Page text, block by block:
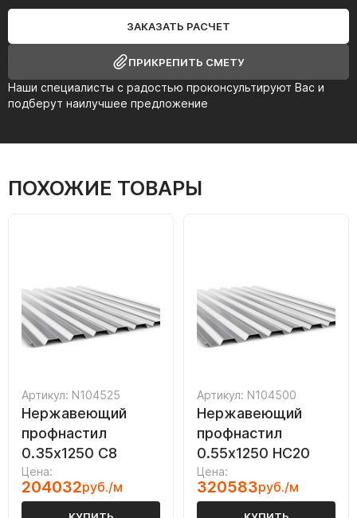
Наши специалисты с радостью проконсультируют Вас и
подберут наилучшее предложение
ЗАКАЗАТЬ РАСЧЕТ
ПРИКРЕПИТЬ СМЕТУ
ПОХОЖИЕ ТОВАРЫ
Артикул: N104525
Нержавеющий
профнастил
0.35х1250 С8
Цена:
204032руб./м
Артикул: N104500
Нержавеющий
профнастил
0.55х1250 НС20
Цена:
320583руб./м